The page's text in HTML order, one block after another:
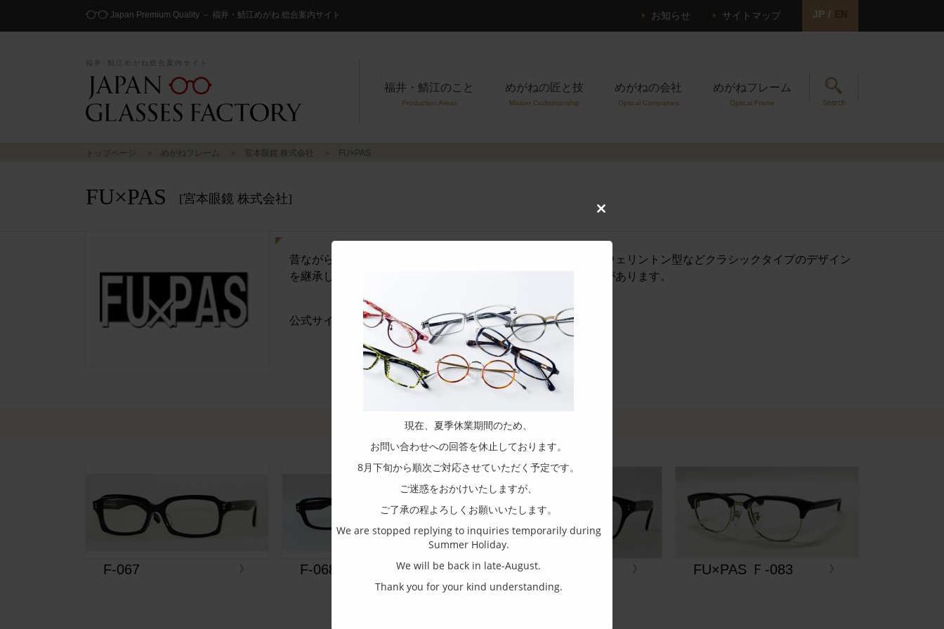
Japan Premium Quality － 福井・鯖江めがね 総合案内サイト お知らせ サイトマップ JP /
福井･鯖江めがね総合案内サイト
福井・鯖江のこと
Production Areas
めがねの匠と技
Master Craftsmanship
めがねの会社
Optical Companies
めがねフレーム
Optical Frame
トップページ めがねフレーム 宮本眼鏡 株式会社 FU×PAS
FU×PAS [宮本眼鏡 株式会社]
昔ながらのセルロイド生地を採用しラウンド型、ボストン型、ウェリントン型などクラシックタイプのデザイン
を継承しています。他にもセルロイドとチタンのコンビ枠などがあります。
公式サイト： http://www.miyamoto-opt.jp/brand/?BrandCd=6
F-067 F-068 F-066 FU×PAS Ｆ-083
現在、夏季休業期間のため、
お問い合わせへの回答を休止しております。
8月下旬から順次ご対応させていただく予定です。
ご迷惑をおかけいたしますが、
ご了承の程よろしくお願いいたします。
We are stopped replying to inquiries temporarily during
Summer Holiday.
We will be back in late-August.
Thank you for your kind understanding.